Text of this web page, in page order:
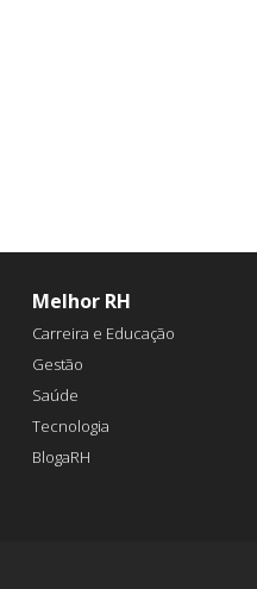
Melhor RH
Carreira e Educação
Gestão
Saúde
Tecnologia
BlogaRH